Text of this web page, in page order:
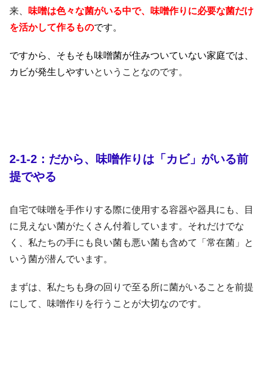
来、
味噌は色々な菌がいる中で、味噌作りに必要な菌だけ
を活かして作るものです。
ですから、そもそも味噌菌が住みついていない家庭では、
カビが発生しやすいということなのです。
2-1-2：だから、味噌作りは「カビ」がいる前
提でやる
自宅で味噌を手作りする際に使用する容器や器具にも、目
に見えない菌がたくさん付着しています。それだけでな
く、私たちの手にも良い菌も悪い菌も含めて「常在菌」と
いう菌が潜んでいます。
まずは、私たちも身の回りで至る所に菌がいることを前提
にして、味噌作りを行うことが大切なのです。